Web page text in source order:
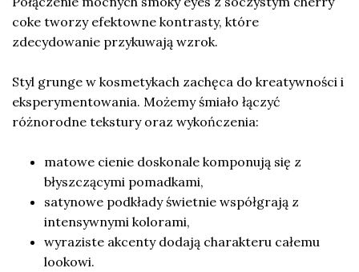
coke tworzy efektowne kontrasty, które
zdecydowanie przykuwają wzrok.
Styl grunge w kosmetykach zachęca do kreatywności i
eksperymentowania. Możemy śmiało łączyć
różnorodne tekstury oraz wykończenia:
matowe cienie doskonale komponują się z
błyszczącymi pomadkami,
satynowe podkłady świetnie współgrają z
intensywnymi kolorami,
wyraziste akcenty dodają charakteru całemu
lookowi.